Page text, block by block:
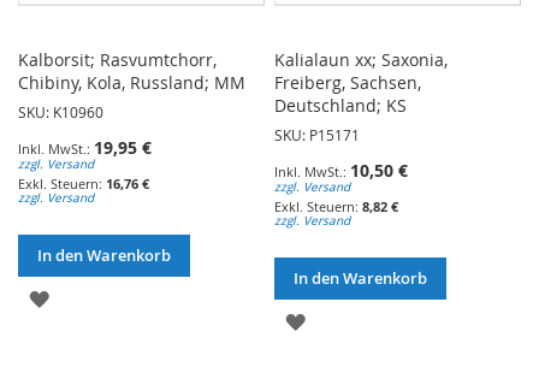
Kalborsit; Rasvumtchorr,
Chibiny, Kola, Russland; MM
SKU: K10960
19,95 €
zzgl. Versand
16,76 €
zzgl. Versand
In den Warenkorb
ZUR
Kalialaun xx; Saxonia,
Freiberg, Sachsen,
Deutschland; KS
SKU: P15171
10,50 €
zzgl. Versand
8,82 €
zzgl. Versand
In den Warenkorb
ZUR